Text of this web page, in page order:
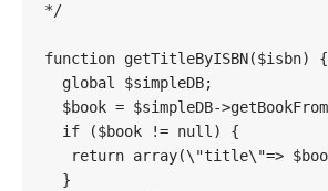
*/
function getTitleByISBN($isbn) {